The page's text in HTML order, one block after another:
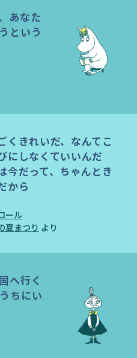
あなた
という
くきれいだ、なんてこ
にしなくていいんだ
今だって、ちゃんとき
から
ール
夏まつり より
へ行く
ちにい